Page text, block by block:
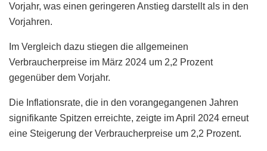
Vorjahr, was einen geringeren Anstieg darstellt als in den
Vorjahren.
Im Vergleich dazu stiegen die allgemeinen
Verbraucherpreise im März 2024 um 2,2 Prozent
gegenüber dem Vorjahr.
Die Inflationsrate, die in den vorangegangenen Jahren
signifikante Spitzen erreichte, zeigte im April 2024 erneut
eine Steigerung der Verbraucherpreise um 2,2 Prozent.